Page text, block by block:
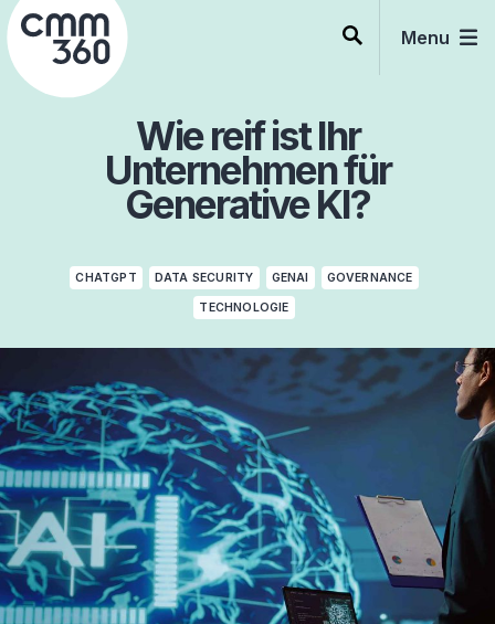
Skip
to
content
Menu
Wie reif ist Ihr
Unternehmen für
Generative KI?
CHATGPT DATA SECURITY GENAI GOVERNANCE
TECHNOLOGIE